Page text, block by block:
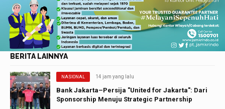
BERITA LAINNYA
NASIONAL 14 jam yang lalu
Bank Jakarta–Persija "United for Jakarta": Dari
Sponsorship Menuju Strategic Partnership